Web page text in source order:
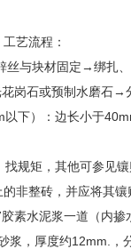
艺流程：
丝与块材固定→绑扎
岗石或预制水磨石
下）：边长小于
规矩，其他可参见
非整砖，并应将其
素水泥浆一道（内掺
浆，厚度约12mm.，